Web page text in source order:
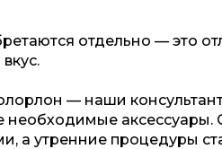
отдельно — это
— наши
необходимые
а утренние процедуры